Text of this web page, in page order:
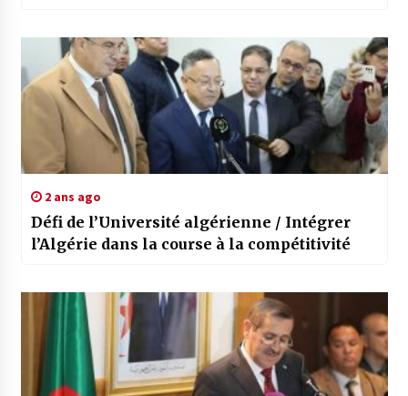
2 ans ago
Défi de l’Université algérienne / Intégrer
l’Algérie dans la course à la compétitivité